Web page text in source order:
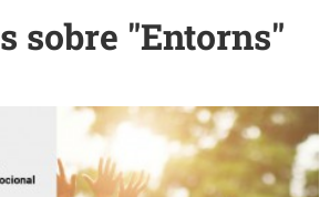
sobre "Entorns"